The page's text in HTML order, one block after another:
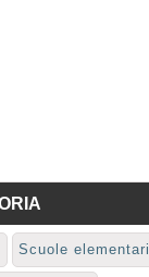
Scuole elementari